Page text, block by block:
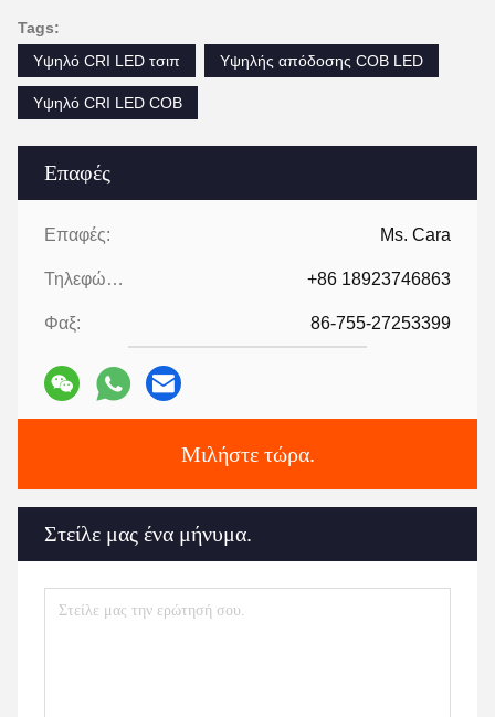
Επαφές
Επαφές: Ms. Cara
Τηλεφώνημα: +86 18923746863
Φαξ: 86-755-27253399
Μιλήστε τώρα.
Στείλε μας ένα μήνυμα.
Tags:
Υψηλό CRI LED τσιπ
Υψηλής απόδοσης COB LED
Υψηλό CRI LED COB